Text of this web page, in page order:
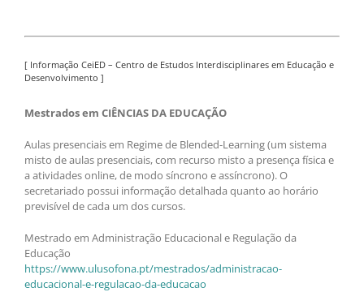
[ Informação CeiED – Centro de Estudos Interdisciplinares em Educação e
Desenvolvimento ]
Mestrados em CIÊNCIAS DA EDUCAÇÃO
Aulas presenciais em Regime de Blended-Learning (um sistema
misto de aulas presenciais, com recurso misto a presença física e
a atividades online, de modo síncrono e assíncrono). O
secretariado possui informação detalhada quanto ao horário
previsível de cada um dos cursos.
Mestrado em Administração Educacional e Regulação da
Educação
https://www.ulusofona.pt/mestrados/administracao-
educacional-e-regulacao-da-educacao